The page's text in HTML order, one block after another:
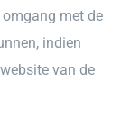
met de
indien
van de